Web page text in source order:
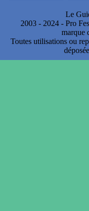
Le
2003 - 2024 - Pro
marque
Toutes utilisations ou